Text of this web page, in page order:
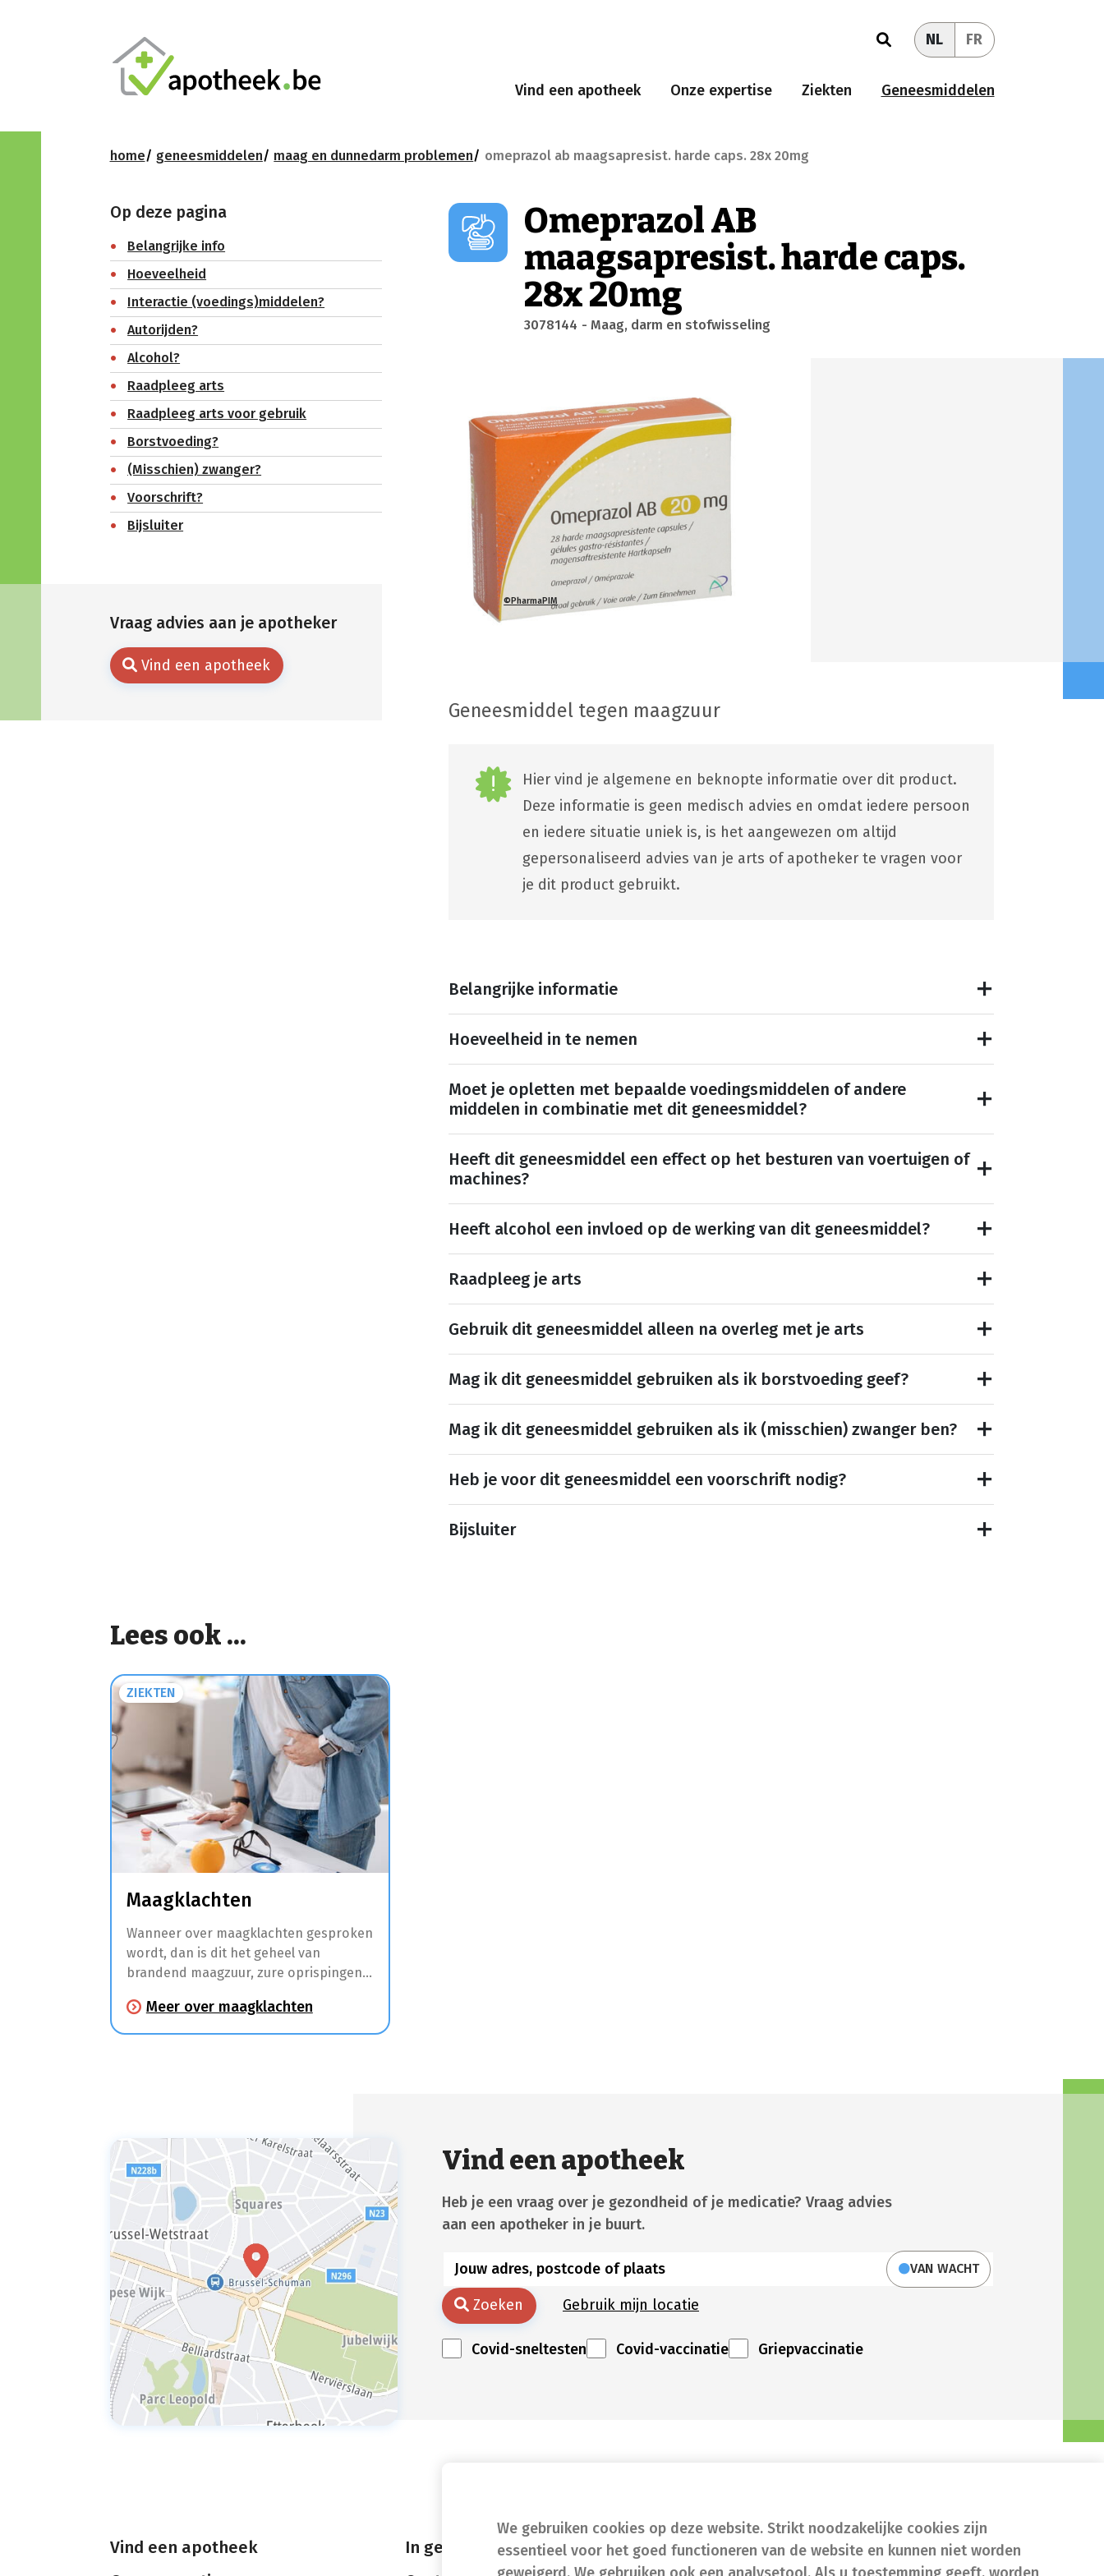
We gebruiken cookies op deze website. Strikt noodzakelijke cookies zijn
essentieel voor het goed functioneren van de website en kunnen niet worden
NL FR
Vind een apotheek Onze expertise Ziekten Geneesmiddelen
home geneesmiddelen maag en dunnedarm problemen omeprazol ab maagsapresist. harde caps. 28x 20mg
Vraag advies aan je apotheker
Vind een apotheek
Op deze pagina
Belangrijke info
Hoeveelheid
Interactie (voedings)middelen?
Autorijden?
Alcohol?
Raadpleeg arts
Raadpleeg arts voor gebruik
Borstvoeding?
(Misschien) zwanger?
Voorschrift?
Bijsluiter
Omeprazol AB
maagsapresist. harde caps.
28x 20mg
3078144 - Maag, darm en stofwisseling
©PharmaPIM
Geneesmiddel tegen maagzuur
Hier vind je algemene en beknopte informatie over dit product.
Deze informatie is geen medisch advies en omdat iedere persoon
en iedere situatie uniek is, is het aangewezen om altijd
gepersonaliseerd advies van je arts of apotheker te vragen voor
je dit product gebruikt.
Belangrijke informatie
Hoeveelheid in te nemen
Moet je opletten met bepaalde voedingsmiddelen of andere
middelen in combinatie met dit geneesmiddel?
Heeft dit geneesmiddel een effect op het besturen van voertuigen of
machines?
Heeft alcohol een invloed op de werking van dit geneesmiddel?
Raadpleeg je arts
Gebruik dit geneesmiddel alleen na overleg met je arts
Mag ik dit geneesmiddel gebruiken als ik borstvoeding geef?
Mag ik dit geneesmiddel gebruiken als ik (misschien) zwanger ben?
Heb je voor dit geneesmiddel een voorschrift nodig?
Bijsluiter
Lees ook ...
ZIEKTEN
Maagklachten
Wanneer over maagklachten gesproken
wordt, dan is dit het geheel van
brandend maagzuur, zure oprispingen
spijsverteringsproblemen.
Meer over maagklachten
Vind een apotheek
Heb je een vraag over je gezondheid of je medicatie? Vraag advies
aan een apotheker in je buurt.
VAN WACHT
Zoeken Gebruik mijn locatie
Covid-sneltesten Covid-vaccinatie Griepvaccinatie
Vind een apotheek
In geval van nood